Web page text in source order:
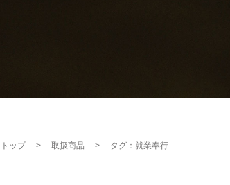
トップ 取扱商品 タグ：就業奉行